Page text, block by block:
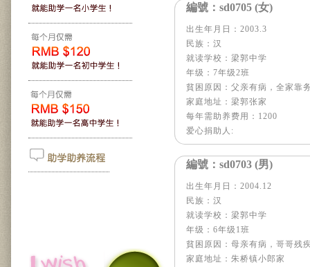
編號： sd0705 (女)
出生年月日：2003.3
民族：汉
就读学校：梁郭中学
年级：7年级2班
貧困原因：父亲有病，全家靠
家庭地址：梁郭张家
每年需助养费用：1200
爱心捐助人:
編號： sd0703 (男)
出生年月日：2004.12
民族：汉
就读学校：梁郭中学
年级：6年级1班
貧困原因：母亲有病，哥哥残
家庭地址：朱桥镇小郎家